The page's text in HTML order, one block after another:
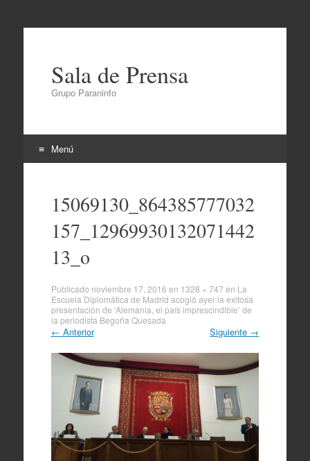
Sala de Prensa
Grupo Paraninfo
Menú
contenido15069130_864385777032
157_12969930132071442
13_o
Publicado noviembre 17, 2016 en 1328 × 747 en La
Escuela Diplomática de Madrid acogió ayer la exitosa
presentación de ‘Alemania, el país imprescindible’ de
la periodista Begoña Quesada
← Anterior Siguiente →